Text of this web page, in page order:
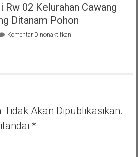
Rw 02 Kelurahan Cawang
Ditanam Pohon
Komentar Dinonaktifkanpada
Aliran
Kali
Akan Dipublikasikan.
*